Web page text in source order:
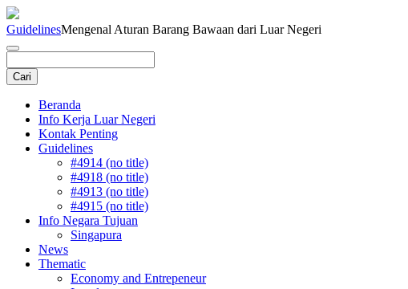
GuidelinesMengenal Aturan Barang Bawaan dari Luar Negeri
Beranda
Info Kerja Luar Negeri
Kontak Penting
Guidelines
#4914 (no title)
#4918 (no title)
#4913 (no title)
#4915 (no title)
Info Negara Tujuan
Singapura
News
Thematic
Economy and Entrepeneur